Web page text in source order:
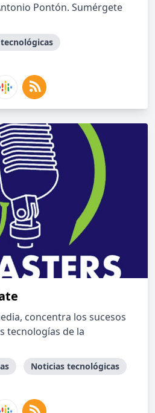
Pontón. Sumérgete
concentra los sucesos
tecnologías de la
Noticias tecnológicas